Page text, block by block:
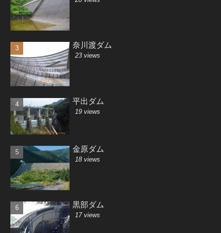
奈川渡ダム
23 views
平出ダム
19 views
金原ダム
18 views
黒部ダム
17 views